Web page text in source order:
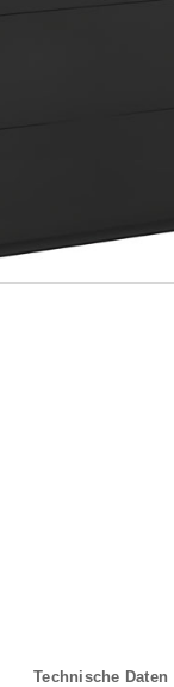
Technische Daten